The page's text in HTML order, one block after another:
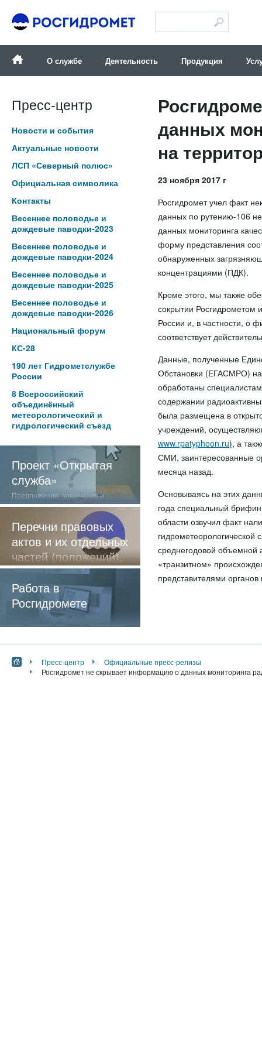
О службе Деятельность Продукция
Пресс-центр
Новости и события
Актуальные новости
ЛСП «Северный полюс»
Официальная символика
Контакты
Весеннее половодье и
дождевые паводки-2023
Весеннее половодье и
дождевые паводки-2024
Весеннее половодье и
дождевые паводки-2025
Весеннее половодье и
дождевые паводки-2026
Национальный форум
КС-28
190 лет Гидрометслужбе
России
8 Всероссийский
объединённый
метеорологический и
гидрологический съезд
Проект «Открытая
служба»
Предложения, замечания и
отзывы о нашей работе
Перечни правовых
актов и их отдельных
частей (положений),
содержащие
обязательные
требования
Работа в
Росгидромете
данных
на
23 ноября 2017 г
Росгидромет учел факт
данных по рутению-106
данных мониторинга
форму представления
обнаруженных
концентрациями (ПДК).
Кроме этого, мы также
сокрытии Росгидрометом
России и, в частности, о
соответствует
Данные, полученные
Обстановки (ЕГАСМРО)
обработаны
содержании
была размещена в
учреждений,
www.rpatyphoon.ru), а
СМИ, заинтересованные
месяца назад.
Основываясь на этих
года специальный
области озвучил факт
гидрометеорологической
среднегодовой объемной
«транзитном»
представителями органов
Пресс-центр
Официальные пресс-релизы
Росгидромет не скрывает информацию о данных мониторинга